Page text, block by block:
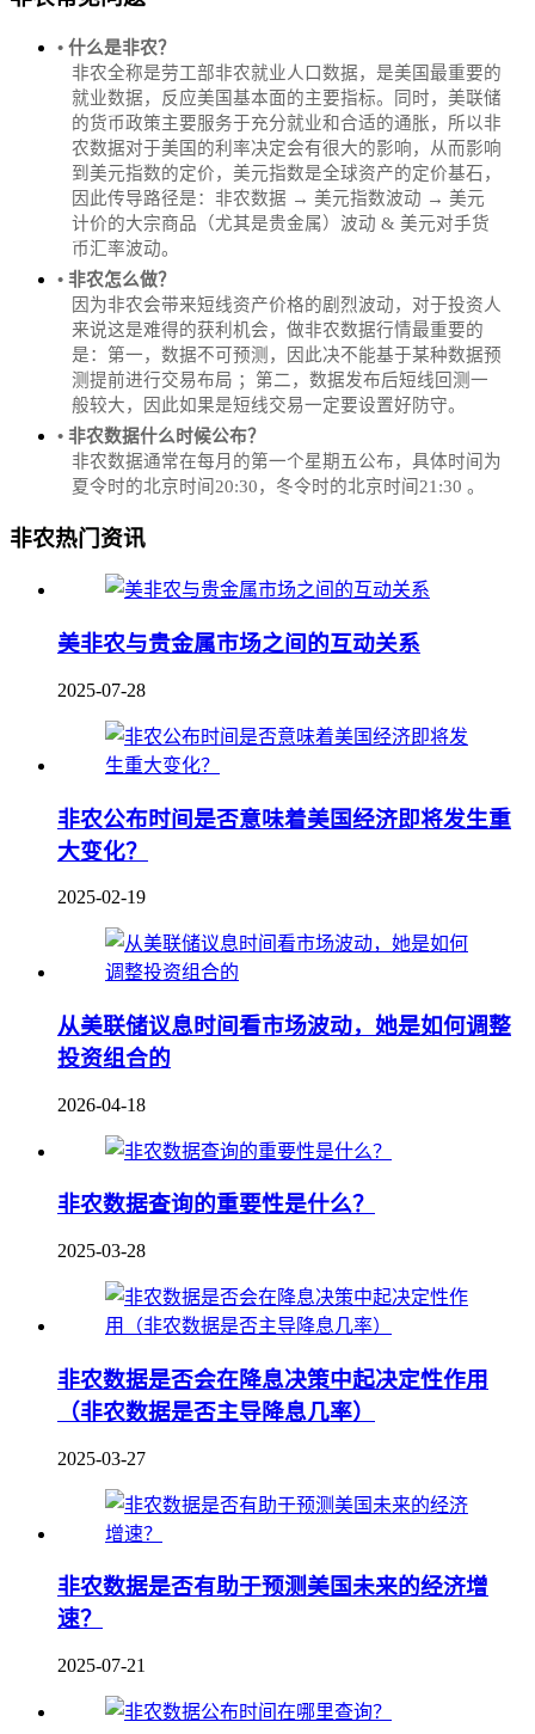
• 什么是非农？
非农全称是劳工部非农就业人口数据，是美国最重要的
就业数据，反应美国基本面的主要指标。同时，美联储
的货币政策主要服务于充分就业和合适的通胀，所以非
农数据对于美国的利率决定会有很大的影响，从而影响
到美元指数的定价，美元指数是全球资产的定价基石，
因此传导路径是：非农数据 → 美元指数波动 → 美元
计价的大宗商品（尤其是贵金属）波动 & 美元对手货
币汇率波动。
• 非农怎么做？
因为非农会带来短线资产价格的剧烈波动，对于投资人
来说这是难得的获利机会，做非农数据行情最重要的
是：第一，数据不可预测，因此决不能基于某种数据预
测提前进行交易布局 ；第二，数据发布后短线回测一
般较大，因此如果是短线交易一定要设置好防守。
• 非农数据什么时候公布？
‌非农数据通常在每月的第一个星期五公布，具体时间为
夏令时的北京时间20:30，冬令时的北京时间21:30‌‌ 。
非农热门资讯
美非农与贵金属市场之间的互动关系
2025-07-28
非农公布时间是否意味着美国经济即将发生重
大变化？
2025-02-19
从美联储议息时间看市场波动，她是如何调整
投资组合的
2026-04-18
非农数据查询的重要性是什么？
2025-03-28
非农数据是否会在降息决策中起决定性作用
（非农数据是否主导降息几率）
2025-03-27
非农数据是否有助于预测美国未来的经济增
速？
2025-07-21